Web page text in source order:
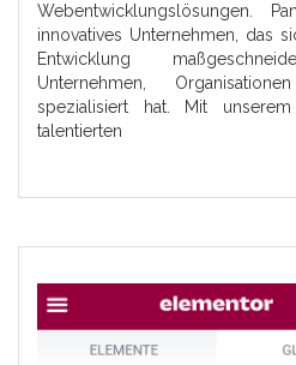
Webentwicklungslösungen.
innovatives Unternehmen, das
Entwicklung
Unternehmen,
spezialisiert hat. Mit
talentierten